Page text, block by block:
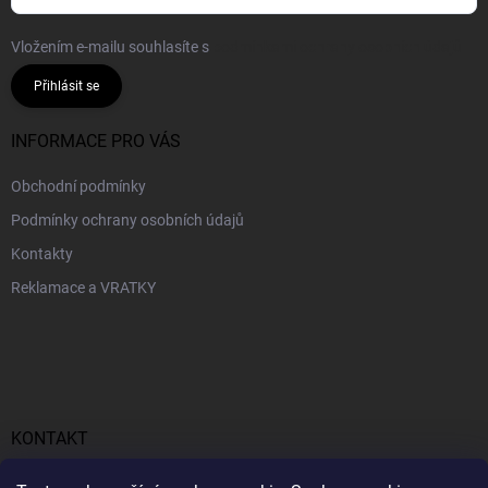
Vložením e-mailu souhlasíte s
Přihlásit se
INFORMACE PRO VÁS
Obchodní podmínky
Podmínky ochrany osobních údajů
Kontakty
Reklamace a VRATKY
KONTAKT